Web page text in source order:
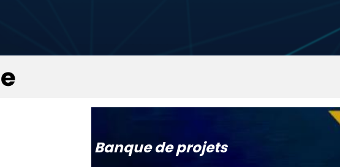
Banque de projets